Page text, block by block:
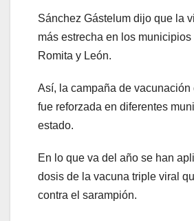
Sánchez Gástelum dijo que la
más estrecha en los municipios
Romita y León.
Así, la campaña de vacunación
fue reforzada en diferentes
estado.
En lo que va del año se han
dosis de la vacuna triple viral
contra el sarampión.